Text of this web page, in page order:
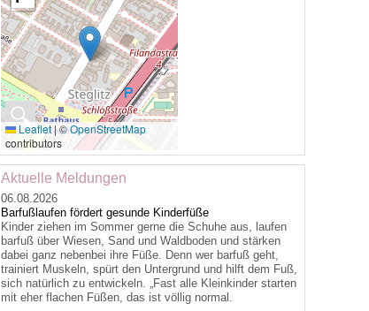
🔍Leaflet|©OpenStreetMap
contributors
Aktuelle Meldungen
06.08.2026
Barfußlaufen fördert gesunde Kinderfüße
Kinder ziehen im Sommer gerne die Schuhe aus, laufen
barfuß über Wiesen, Sand und Waldboden und stärken
dabei ganz nebenbei ihre Füße. Denn wer barfuß geht,
trainiert Muskeln, spürt den Untergrund und hilft dem Fuß,
sich natürlich zu entwickeln. „Fast alle Kleinkinder starten
mit eher flachen Füßen, das ist völlig normal.